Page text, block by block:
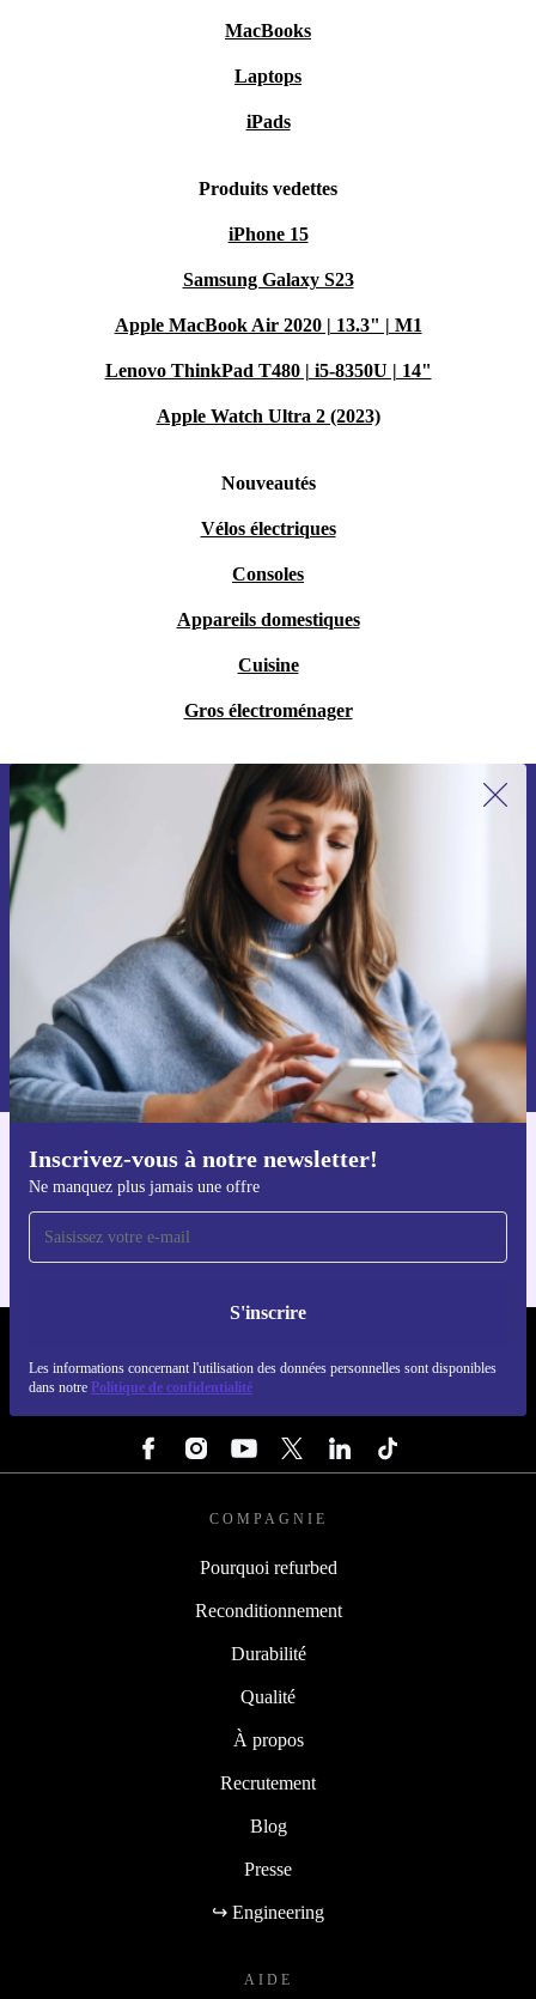
MacBooks
Laptops
iPads
Produits vedettes
iPhone 15
Samsung Galaxy S23
Apple MacBook Air 2020 | 13.3" | M1
Lenovo ThinkPad T480 | i5-8350U | 14"
Apple Watch Ultra 2 (2023)
Nouveautés
Vélos électriques
Consoles
Appareils domestiques
Cuisine
Gros électroménager
Inscrivez-vous à notre newsletter!
Ne manquez plus jamais une offre
S'inscrire
Les informations concernant l'utilisation des données personnelles sont disponibles
dans notre Politique de confidentialité
Recevoir offres et infos de refurbed
par mail
Ne manquez plus aucune offre.
S'inscrire
Retrouvez les informations sur l'utilisation des données personnelles
dans notre
politique de confidentialité.
Téléchargez l'application refurbed
Pour iOS et Android
COMPAGNIE
Pourquoi refurbed
Reconditionnement
Durabilité
Qualité
À propos
Recrutement
Blog
Presse
↪ Engineering
AIDE